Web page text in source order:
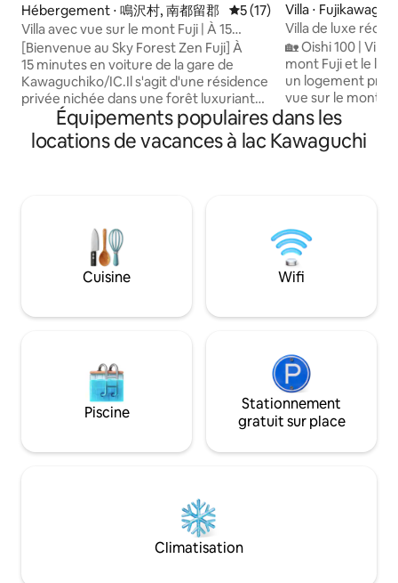
Hébergement ⋅ 鳴沢村, 南都留郡 Évaluation moyenne sur la
5 (17)
Villa avec vue sur le mont Fuji | À 15
minutes en voiture de la gare de
Kawaguchiko | Pour 8 personnes
maximum | 10 lits | Sky Forest Zen Fuji
[Bienvenue au Sky Forest Zen Fuji] À
15 minutes en voiture de la gare de
Kawaguchiko/IC.Il s'agit d'une résidence
privée nichée dans une forêt luxuriante
qui peut être louée en formule privée
pour jusqu'à 8 personnes.
[Caractéristiques du logement] Le point
particulièrement. ・Style japonais
moderne et sophistiqué : une chambre
de style japonais traditionnel avec des
tatamis et des paravents shōji, meublée
chaise classique. C'est un logement de
reliée à la forêt : lorsque vous ouvrez les
baies vitrées, elles donnent directement
sur une vaste terrasse en bois. ・Vue sur
le mont Fuji : entre les arbres de la
vue sur le majestueux mont Fuji.
lumière douce qui filtre à travers les
paravents shōji, et l'après-midi, prenez
votre café sur la terrasse en ayant pour
fond sonore les bruits de la forêt. Je
Villa ⋅
Villa de luxe
100B, spacieuse
donnant sur le
Kawaguchiko, à 3
Oishi, de la gare,
grand ciel
🏡 Oishi 100 |
mont Fuji et le lac
un logement
vue sur le mont
Kawaguchiko, à
Le charme de la ✨ villa ✨
pittoresque :
à pied et l'arrêt
Terrasse
toit : chaises de
artificielle et
lever du soleil, le
meilleures places
nocturne cristallin
feux d'artifice. Design architectural de
haute qualité :
professionnel
Équipements populaires dans les
locations de vacances à lac Kawaguchi
Cuisine Wifi
Piscine
Stationnement
gratuit sur place
Climatisation